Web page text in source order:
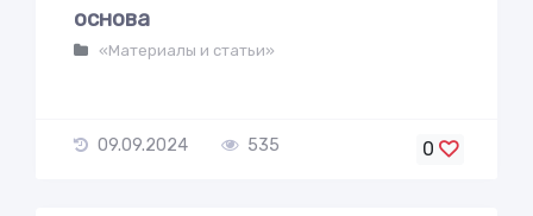
основа
«Материалы и статьи»
09.09.2024 535 0